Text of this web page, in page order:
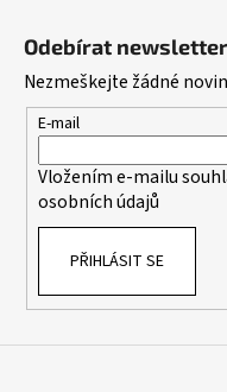
Odebírat newsletter
Nezmeškejte žádné
E-mail
Vložením e-mailu
osobních údajů
PŘIHLÁSIT SE